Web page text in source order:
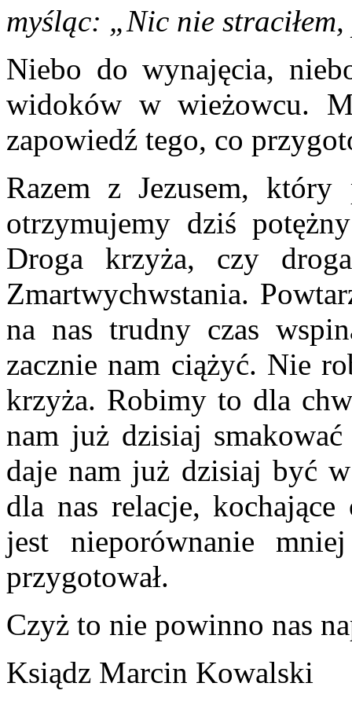
myśląc: „Nic nie
Niebo do wynajęcia,
widoków w wieżowcu.
zapowiedź tego, co
Razem z Jezusem,
otrzymujemy dziś
Droga krzyża, czy
Zmartwychwstania.
na nas trudny czas
zacznie nam ciążyć. Nie
krzyża. Robimy to dla
nam już dzisiaj
daje nam już dzisiaj być
dla nas relacje,
jest nieporównanie
przygotował.
Czyż to nie powinno nas
Ksiądz Marcin Kowalski